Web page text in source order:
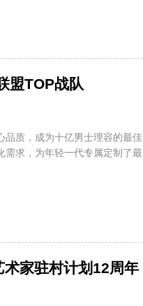
盟TOP战队
品质，成为十亿男士理容的最佳
需求，为年轻一代专属定制了最
家驻村计划12周年